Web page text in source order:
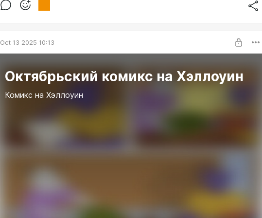
Oct 13 2025 10:13
Октябрьский комикс на Хэллоуин
Комикс на Хэллоуин